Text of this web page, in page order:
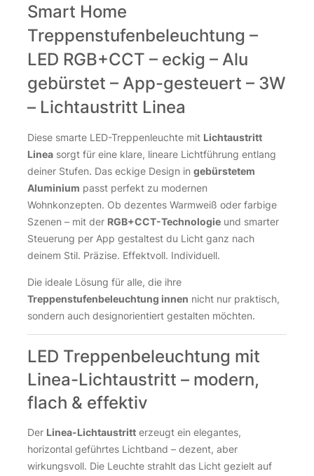
Smart Home
Treppenstufenbeleuchtung –
LED RGB+CCT – eckig – Alu
gebürstet – App-gesteuert – 3W
– Lichtaustritt Linea
Diese smarte LED-Treppenleuchte mit Lichtaustritt
Linea sorgt für eine klare, lineare Lichtführung entlang
deiner Stufen. Das eckige Design in gebürstetem
Aluminium passt perfekt zu modernen
Wohnkonzepten. Ob dezentes Warmweiß oder farbige
Szenen – mit der RGB+CCT-Technologie und smarter
Steuerung per App gestaltest du Licht ganz nach
deinem Stil. Präzise. Effektvoll. Individuell.
Die ideale Lösung für alle, die ihre
Treppenstufenbeleuchtung innen nicht nur praktisch,
sondern auch designorientiert gestalten möchten.
LED Treppenbeleuchtung mit
Linea-Lichtaustritt – modern,
flach & effektiv
Der Linea-Lichtaustritt erzeugt ein elegantes,
horizontal geführtes Lichtband – dezent, aber
wirkungsvoll. Die Leuchte strahlt das Licht gezielt auf